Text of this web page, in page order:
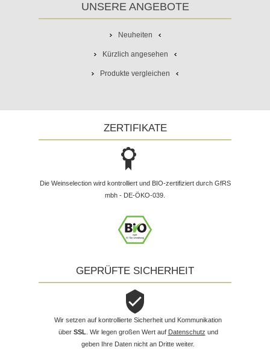
UNSERE ANGEBOTE
Neuheiten
Kürzlich angesehen
Produkte vergleichen
ZERTIFIKATE
Die Weinselection wird kontrolliert und BIO-zertifiziert durch GfRS
mbh - DE-ÖKO-039.
GEPRÜFTE SICHERHEIT
Wir setzen auf kontrollierte Sicherheit und Kommunikation
über SSL . Wir legen großen Wert auf Datenschutz und
geben Ihre Daten nicht an Dritte weiter.